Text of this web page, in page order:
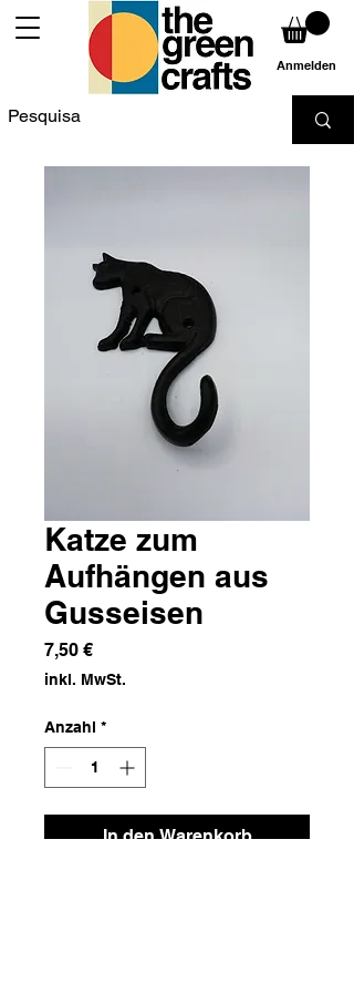
Anmelden
Katze zum
Aufhängen aus
Gusseisen
7,50 €Preis
inkl. MwSt.
Anzahl *
In den Warenkorb